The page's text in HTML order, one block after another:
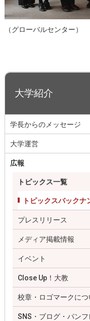
（グローバルセンター）
大学紹介
学長からのメッセージ
大学運営
広報
トピックス一覧
トピックスバックナ
プレスリリース
メディア掲載情報
イベント
Close Up！大教
校章・ロゴマークにつ
SNS・ブログ・パンフ